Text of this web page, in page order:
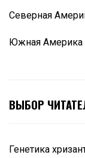
Северная
Южная Америка
ВЫБОР
Генетика